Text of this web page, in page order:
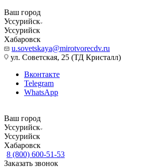
Ваш город
Уссурийск
Уссурийск
Хабаровск
u.sovetskaya@mirotvorecdv.ru
ул. Советская, 25 (ТД Кристалл)
Вконтакте
Telegram
WhatsApp
Ваш город
Уссурийск
Уссурийск
Хабаровск
8 (800) 600-51-53
Заказать звонок